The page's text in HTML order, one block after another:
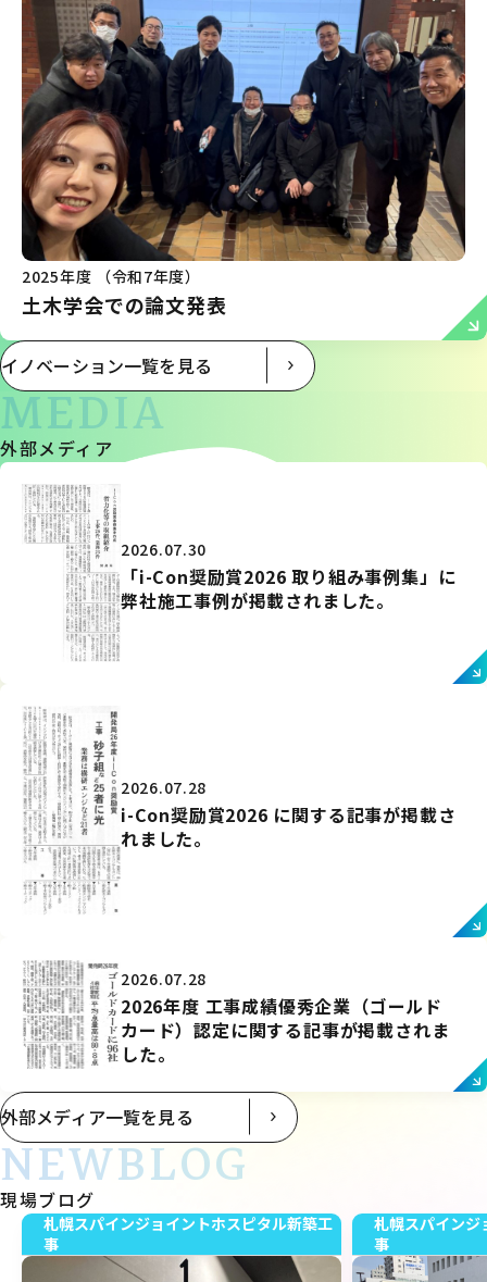
2025年度 （令和7年度）
土木学会での論文発表
イノベーション一覧を見る
外部メディア
MEDIA
2026.07.30
「i-Con奨励賞2026 取り組み事例集」に
弊社施工事例が掲載されました。
2026.07.28
i-Con奨励賞2026 に関する記事が掲載さ
れました。
2026.07.28
2026年度 工事成績優秀企業（ゴールド
カード）認定に関する記事が掲載されま
した。
外部メディア一覧を見る
現場ブログ
NEWBLOG
札幌スパインジョイントホスピタル新築工
事
札幌スパインジ
事